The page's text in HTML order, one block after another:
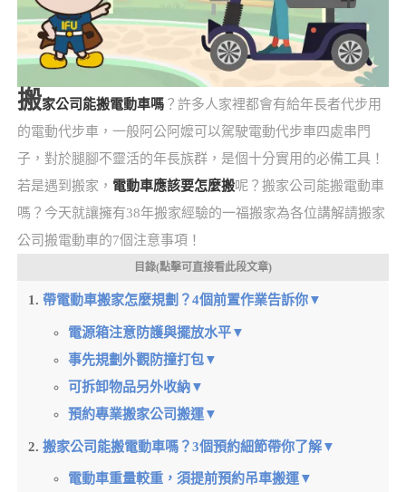
搬家公司能搬電動車嗎？許多人家裡都會有給年長者代步用
的電動代步車，一般阿公阿嬤可以駕駛電動代步車四處串門
子，對於腿腳不靈活的年長族群，是個十分實用的必備工具！
若是遇到搬家， 電動車應該要怎麼搬呢？搬家公司能搬電動車
嗎？今天就讓擁有38年搬家經驗的一福搬家為各位講解請搬家
公司搬電動車的7個注意事項！
目錄(點擊可直接看此段文章)
帶電動車搬家怎麼規劃？4個前置作業告訴你▼
電源箱注意防護與擺放水平▼
事先規劃外觀防撞打包▼
可拆卸物品另外收納▼
預約專業搬家公司搬運▼
搬家公司能搬電動車嗎？3個預約細節帶你了解▼
電動車重量較重，須提前預約吊車搬運▼